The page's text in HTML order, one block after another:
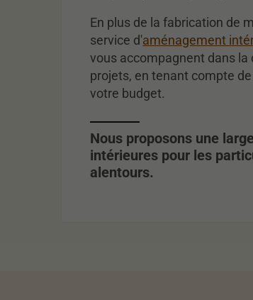
En plus de la fabrication de
service d'aménagement
vous accompagnent dans
projets, en tenant compte
votre budget.
Nous proposons une
intérieures pour les
alentours.